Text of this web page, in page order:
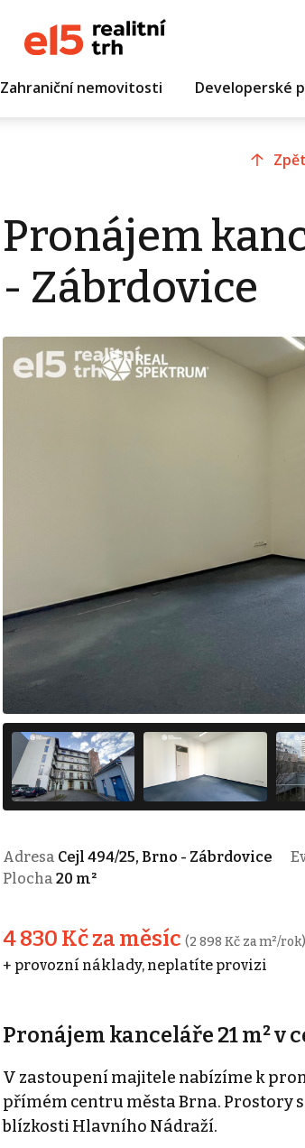
Zahraniční nemovitosti Developerské
Pronájem
- Zábrdovice
Adresa Cejl 494/25, Brno - Zábrdovice
Plocha 20 m²
4 830 Kč za měsíc (2 898 Kč za m²/rok)
+ provozní náklady, neplatíte provizi
Pronájem kanceláře 21 m² v
V zastoupení majitele nabízíme k
přímém centru města Brna. Prostory
blízkosti Hlavního Nádraží.